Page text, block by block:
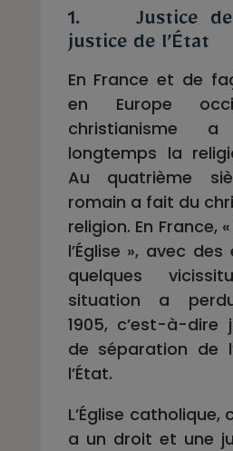
1. Justice de
justice de l’État
En France et de
en Europe
christianisme
longtemps la
Au quatrième
romain a fait du
religion. En France,
l’Église », avec
quelques
situation a
1905, c’est-à-dire
de séparation de
l’État.
L’Église catholique,
a un droit et une